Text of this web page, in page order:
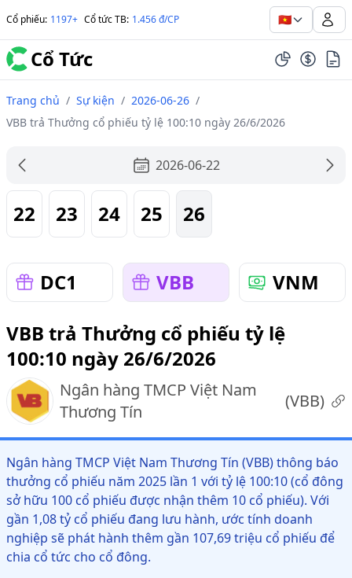
Cổ phiếu: 1197+ Cổ tức TB: 1.456 đ/CP 🇻🇳
Cổ Tức
Trang chủ / Sự kiện / 2026-06-26 /
VBB trả Thưởng cổ phiếu tỷ lệ 100:10 ngày 26/6/2026
2026-06-22
22 23 24 25 26
DC1 VBB
VNM
VBB trả Thưởng cổ phiếu tỷ lệ
100:10 ngày 26/6/2026
Ngân hàng TMCP Việt Nam
Thương Tín
(VBB)
Ngân hàng TMCP Việt Nam Thương Tín (VBB) thông báo
thưởng cổ phiếu năm 2025 lần 1 với tỷ lệ 100:10 (cổ đông
sở hữu 100 cổ phiếu được nhận thêm 10 cổ phiếu). Với
gần 1,08 tỷ cổ phiếu đang lưu hành, ước tính doanh
nghiệp sẽ phát hành thêm gần 107,69 triệu cổ phiếu để
chia cổ tức cho cổ đông.